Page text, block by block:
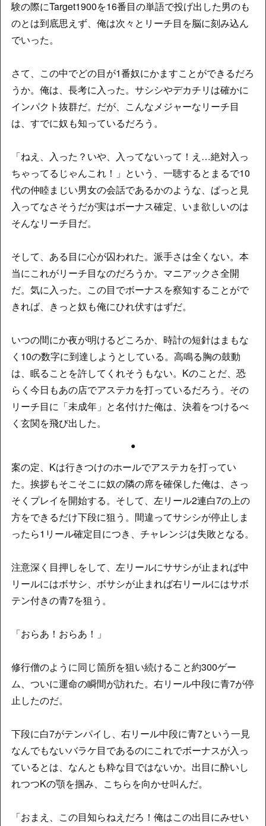
験の際にTarget1900を16番目の単語で投げ出した男のも
のとは到底思えず、俺は次々とリーチ目を脳に刻み込ん
でいった。
さて、この中でどの目が1番奴にかますことができるだろ
うか。俺は、長考に入った。サシシやデカチリは確かに
インパクト抜群だ。だが、こんなメジャーなリーチ目
は、すでに奴も知っているだろう。
「ねえ、入った？いや、入ってないって！え…絶対入っ
ちゃってるじゃんこれ！」という、一聴するとまるで10
代の仲睦まじい男女の会話であるかのような、ぱっと見
入ってなさそうだが実はボーナス確定、いま欲しいのは
そんなリーチ目だ。
そして、ある目に心が囚われた。派手さは全くない。本
当にこれがリーチ目なのだろうか。マニアックさ全開
だ。気に入った。この目でボーナスを察知することがで
きれば、きっと奴も俺にひれ伏すはずだ。
いつの間にか夜が明けるどころか、時計の短針はまもな
く10の数字に到達しようとしている。高鳴る胸の鼓動
は、眠ることを許してくれそうもない。Kのことだ、恐
らく今日もあの店でアステカを打っているだろう。その
リーチ目に「未成年」と名付けた俺は、決着をつけるべ
く玄関を飛び出した。
●
案の定、Kは行きつけのホールでアステカを打ってい
た。挨拶もそこそこに奴の隣の席を確保した俺は、さっ
そくプレイを開始する。そして、左リール2連白7の上の
方をできるだけ下段に狙う。間違ってサシシが停止しま
ったら1リール確定目につき、チャレンジは失敗となる。
注意深く目押しをして、左リールにササシが止まれば中
リールにはボサシ、ボサシが止まれば右リールにはサボ
テン付きの青7を狙う。
「おらあ！おらあ！」
修行僧のように同じ箇所を狙い続けること約300ゲー
ム、ついに運命の瞬間が訪れた。右リール中段に青7が停
止したのだ。
下段に白7がテンパイし、右リール中段に青7という一見
なんでもないバラケ目であるのにこれでボーナスが入っ
ているとは、なんとも粋な目ではないか。出目に酔いし
れつつKの顎を掴み、こちらを向かせ叫んだ。
「おまえ、この目知らねえだろ！俺はこの出目にみせい